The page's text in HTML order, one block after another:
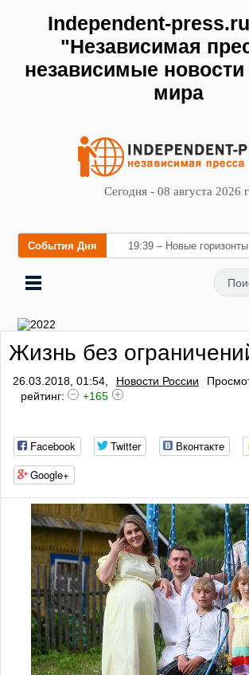
Independent-
"Независимая
независимые новости
мира
Сегодня - 08 августа 2026 г
События Дня 19:39 – Новые горизонты
флебологии: в Москве
открылся «Городской
заболеваний вен и про
Жизнь без
26.03.2018, 01:54, Новости России
рейтинг:
+165
Facebook Twitter Вконтакте
Google+